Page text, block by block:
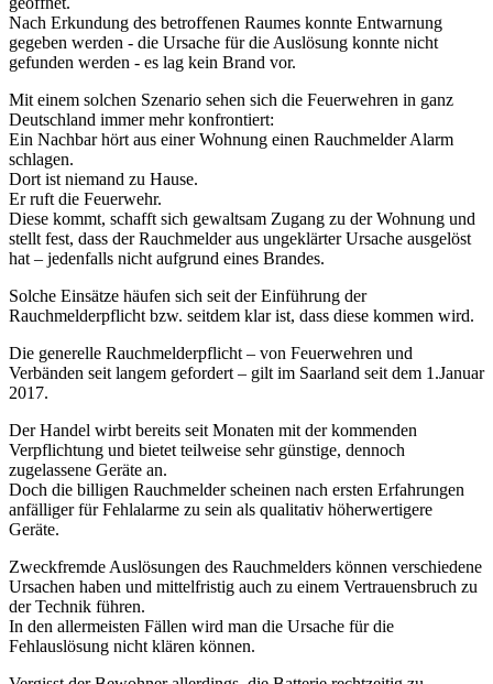
Nach Erkundung des betroffenen Raumes konnte Entwarnung
gegeben werden - die Ursache für die Auslösung konnte nicht
gefunden werden - es lag kein Brand vor.
Mit einem solchen Szenario sehen sich die Feuerwehren in ganz
Deutschland immer mehr konfrontiert:
Ein Nachbar hört aus einer Wohnung einen Rauchmelder Alarm
schlagen.
Dort ist niemand zu Hause.
Er ruft die Feuerwehr.
Diese kommt, schafft sich gewaltsam Zugang zu der Wohnung und
stellt fest, dass der Rauchmelder aus ungeklärter Ursache ausgelöst
hat – jedenfalls nicht aufgrund eines Brandes.
Solche Einsätze häufen sich seit der Einführung der
Rauchmelderpflicht bzw. seitdem klar ist, dass diese kommen wird.
Die generelle Rauchmelderpflicht – von Feuerwehren und
Verbänden seit langem gefordert – gilt im Saarland seit dem 1.Januar
2017.
Der Handel wirbt bereits seit Monaten mit der kommenden
Verpflichtung und bietet teilweise sehr günstige, dennoch
zugelassene Geräte an.
Doch die billigen Rauchmelder scheinen nach ersten Erfahrungen
anfälliger für Fehlalarme zu sein als qualitativ höherwertigere
Geräte.
Zweckfremde Auslösungen des Rauchmelders können verschiedene
Ursachen haben und mittelfristig auch zu einem Vertrauensbruch zu
der Technik führen.
In den allermeisten Fällen wird man die Ursache für die
Fehlauslösung nicht klären können.